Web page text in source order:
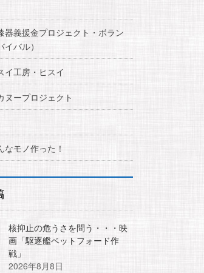
器義援金プロジェクト・ボラン
バル）
イ工房・ヒスイ
ヌープロジェクト
なモノ作った！
核抑止の危うさを問う・・・映
画「駆逐艦ベットフォード作
戦」
2026年8月8日